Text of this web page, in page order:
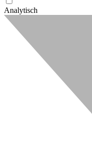
Analytisch